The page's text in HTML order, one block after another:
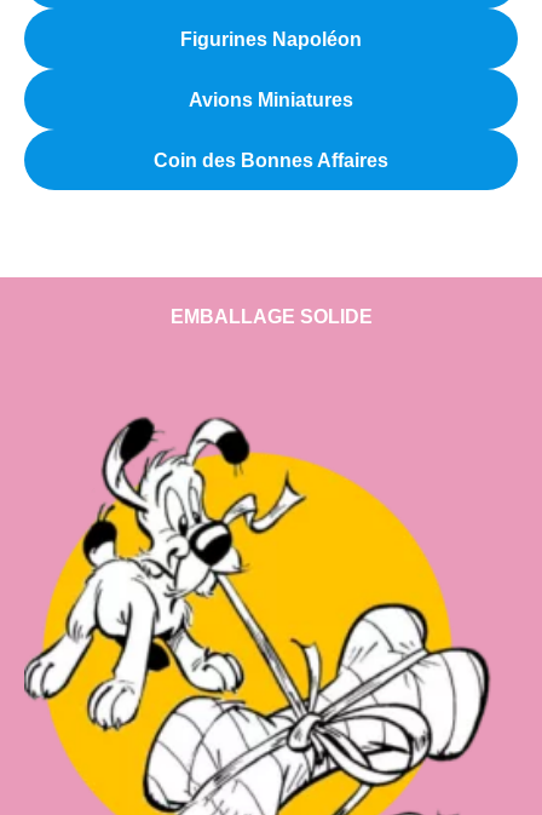
Figurines Napoléon
Avions Miniatures
Coin des Bonnes Affaires
EMBALLAGE SOLIDE